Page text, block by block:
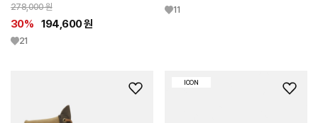
278,000 원
30% 194,600 원
21
11
위
위
ICON